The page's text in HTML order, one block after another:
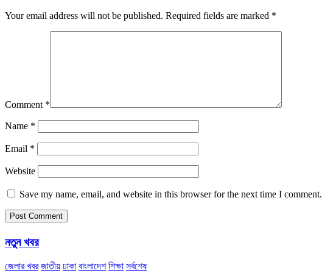
Your email address will not be published. Required fields are marked *
Comment *
Name *
Email *
Website
Save my name, email, and website in this browser for the next time I comment.
নতুন খবর
জেলার খবর জাতীয় ঢাকা বাংলাদেশ শিক্ষা সর্বশেষ